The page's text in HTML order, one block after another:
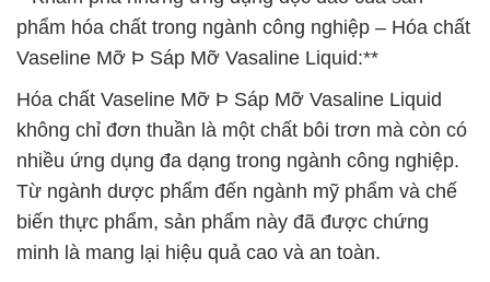
phẩm hóa chất trong ngành công nghiệp – Hóa chất
Vaseline Mỡ Þ Sáp Mỡ Vasaline Liquid:**
Hóa chất Vaseline Mỡ Þ Sáp Mỡ Vasaline Liquid
không chỉ đơn thuần là một chất bôi trơn mà còn có
nhiều ứng dụng đa dạng trong ngành công nghiệp.
Từ ngành dược phẩm đến ngành mỹ phẩm và chế
biến thực phẩm, sản phẩm này đã được chứng
minh là mang lại hiệu quả cao và an toàn.